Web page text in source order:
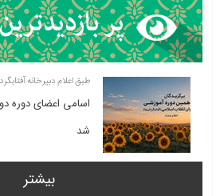
طبق اعلام دبیرخانه
اسامی اعضای دوره
شد
بیشتر